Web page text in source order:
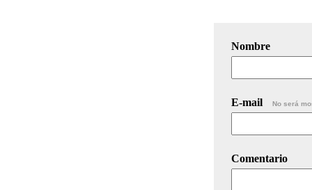
Nombre
E-mail No será
Comentario